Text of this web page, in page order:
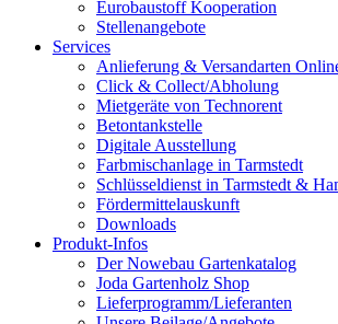
Eurobaustoff Kooperation
Stellenangebote
Services
Anlieferung & Versandarten
Click & Collect/Abholung
Mietgeräte von Technorent
Betontankstelle
Digitale Ausstellung
Farbmischanlage in Tarmstedt
Schlüsseldienst in Tarmstedt &
Fördermittelauskunft
Downloads
Produkt-Infos
Der Nowebau Gartenkatalog
Joda Gartenholz Shop
Lieferprogramm/Lieferanten